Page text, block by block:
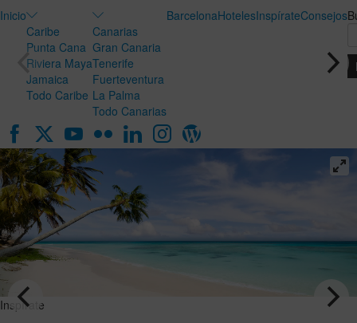
Inicio
Caribe
Punta Cana
Riviera Maya
Jamaica
Todo Caribe
Canarias
Gran Canaria
Tenerife
Fuerteventura
La Palma
Todo Canarias
BarcelonaHotelesInspírateConsejos
Inspírate
miel en